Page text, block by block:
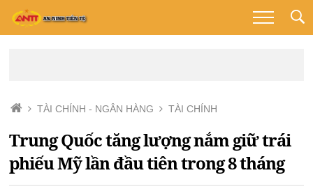
TÀI CHÍNH - NGÂN HÀNG TÀI CHÍNH
Trung Quốc tăng lượng nắm giữ trái
phiếu Mỹ lần đầu tiên trong 8 tháng